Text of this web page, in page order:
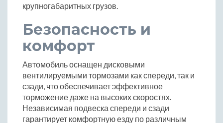
крупногабаритных грузов.
Безопасность и
комфорт
Автомобиль оснащен дисковыми
вентилируемыми тормозами как спереди, так и
сзади, что обеспечивает эффективное
торможение даже на высоких скоростях.
Независимая подвеска спереди и сзади
гарантирует комфортную езду по различным